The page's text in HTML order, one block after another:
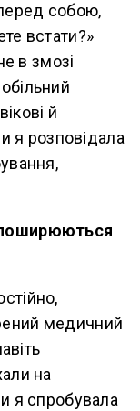
собою,
встати?»
в змозі
й
я розповідала
медичний
на
я спробувала